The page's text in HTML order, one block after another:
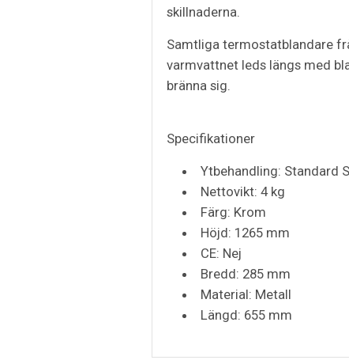
skillnaderna.
Samtliga termostatblandare
varmvattnet leds längs med
bränna sig.
Specifikationer
Ytbehandling: Standard
Nettovikt: 4 kg
Färg: Krom
Höjd: 1265 mm
CE: Nej
Bredd: 285 mm
Material: Metall
Längd: 655 mm